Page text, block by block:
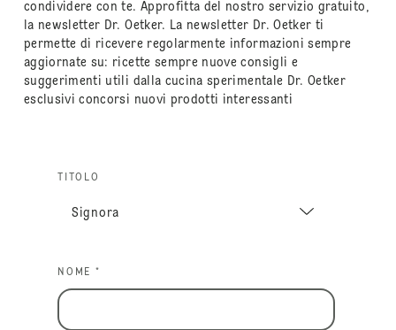
condividere con te. Approfitta del nostro servizio gratuito,
la newsletter Dr. Oetker. La newsletter Dr. Oetker ti
permette di ricevere regolarmente informazioni sempre
aggiornate su: ricette sempre nuove consigli e
suggerimenti utili dalla cucina sperimentale Dr. Oetker
esclusivi concorsi nuovi prodotti interessanti
TITOLO
NOME *